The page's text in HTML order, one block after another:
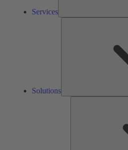
Services
Solutions